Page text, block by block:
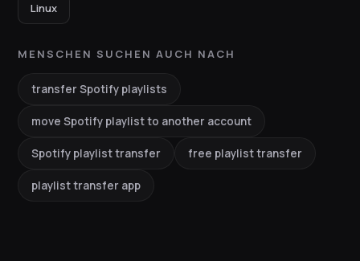
Linux
MENSCHEN SUCHEN AUCH NACH
transfer Spotify playlists
move Spotify playlist to another account
Spotify playlist transfer free playlist transfer
playlist transfer app